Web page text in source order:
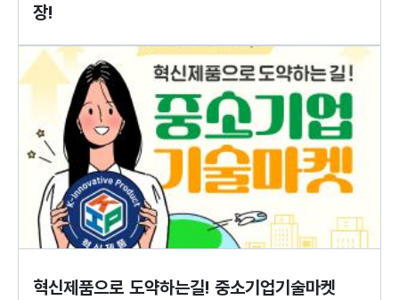
장!
혁신제품으로 도약하는길! 중소기업기술마켓